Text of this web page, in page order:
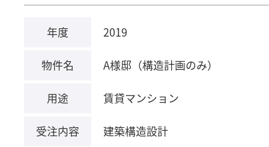
年度 2019
物件名 A様邸（構造計画のみ）
用途 賃貸マンション
受注内容 建築構造設計